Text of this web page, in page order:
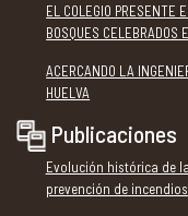
EL COLEGIO PRESENTE
BOSQUES CELEBRADOS
ACERCANDO LA
HUELVA
Publicaciones
Evolución histórica de
prevención de